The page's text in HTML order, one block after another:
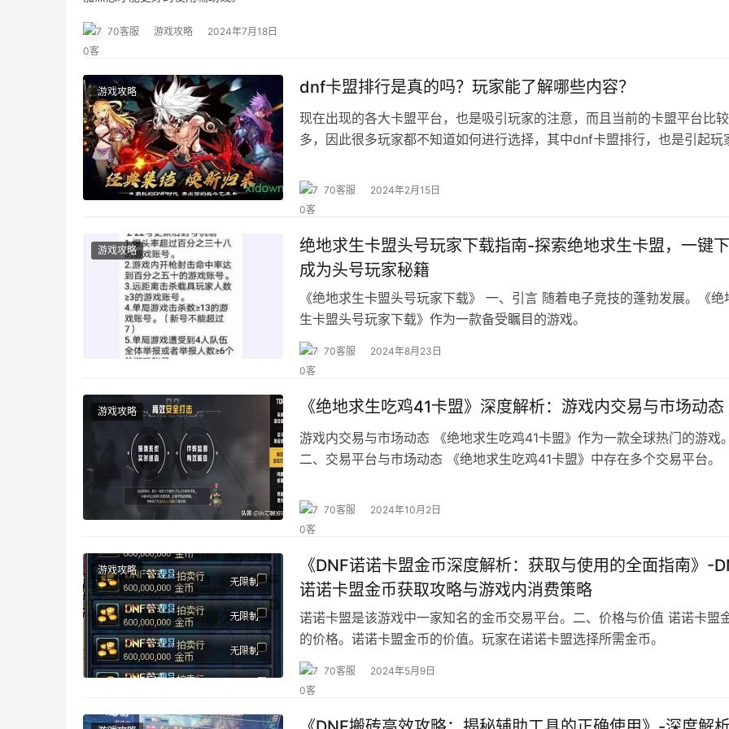
70客服 游戏攻略 2024年7月18日
游戏攻略 dnf卡盟排行是真的吗？玩家能了解哪些内容？
现在出现的各大卡盟平台，也是吸引玩家的注意，而且当前的卡盟平台比较
多，因此很多玩家都不知道如何进行选择，其中dnf卡盟排行，也是引起玩
70客服 2024年2月15日
游戏攻略
绝地求生卡盟头号玩家下载指南-探索绝地求生卡盟，一键
成为头号玩家秘籍
《绝地求生卡盟头号玩家下载》 一、引言 随着电子竞技的蓬勃发展。《绝
生卡盟头号玩家下载》作为一款备受瞩目的游戏。
70客服 2024年8月23日
游戏攻略 《绝地求生吃鸡41卡盟》深度解析：游戏内交易与市场动态
游戏内交易与市场动态 《绝地求生吃鸡41卡盟》作为一款全球热门的游戏。
二、交易平台与市场动态 《绝地求生吃鸡41卡盟》中存在多个交易平台。
70客服 2024年10月2日
游戏攻略
《DNF诺诺卡盟金币深度解析：获取与使用的全面指南》-
诺诺卡盟金币获取攻略与游戏内消费策略
诺诺卡盟是该游戏中一家知名的金币交易平台。二、价格与价值 诺诺卡盟
的价格。诺诺卡盟金币的价值。玩家在诺诺卡盟选择所需金币。
70客服 2024年5月9日